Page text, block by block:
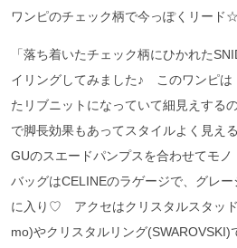
ワンピのチェック柄で今っぽくリード☆
「落ち着いたチェック柄にひかれた
イリングしてみました♪ このワンピは
たリブニットになっていて細見えする
で脚長効果もあってスタイルよく見え
GUのスエードパンプスを合わせてモノ
バッグはCELINEのラゲージで、グレ
に入り♡ アクセはクリスタルスタッ
mo)やクリスタルリング